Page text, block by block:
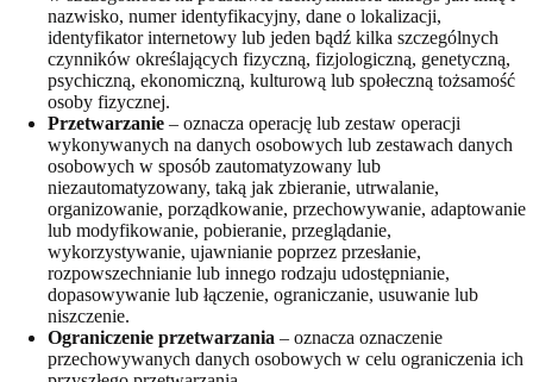
nazwisko, numer identyfikacyjny, dane o lokalizacji,
identyfikator internetowy lub jeden bądź kilka szczególnych
czynników określających fizyczną, fizjologiczną, genetyczną,
psychiczną, ekonomiczną, kulturową lub społeczną tożsamość
osoby fizycznej.
Przetwarzanie – oznacza operację lub zestaw operacji
wykonywanych na danych osobowych lub zestawach danych
osobowych w sposób zautomatyzowany lub
niezautomatyzowany, taką jak zbieranie, utrwalanie,
organizowanie, porządkowanie, przechowywanie, adaptowanie
lub modyfikowanie, pobieranie, przeglądanie,
wykorzystywanie, ujawnianie poprzez przesłanie,
rozpowszechnianie lub innego rodzaju udostępnianie,
dopasowywanie lub łączenie, ograniczanie, usuwanie lub
niszczenie.
Ograniczenie przetwarzania – oznacza oznaczenie
przechowywanych danych osobowych w celu ograniczenia ich